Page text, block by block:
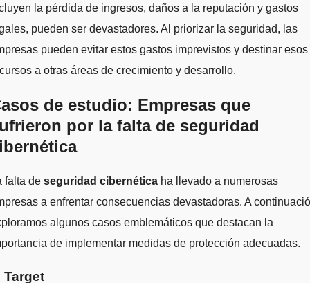
la pérdida de ingresos, daños a la reputación y gastos
pueden ser devastadores. Al priorizar la seguridad, las
pueden evitar estos gastos imprevistos y destinar esos
a otras áreas de crecimiento y desarrollo.
de estudio: Empresas que
por la falta de seguridad
falta de seguridad cibernética ha llevado a numerosas
a enfrentar consecuencias devastadoras. A
algunos casos emblemáticos que destacan la
de implementar medidas de protección adecuadas.
Target